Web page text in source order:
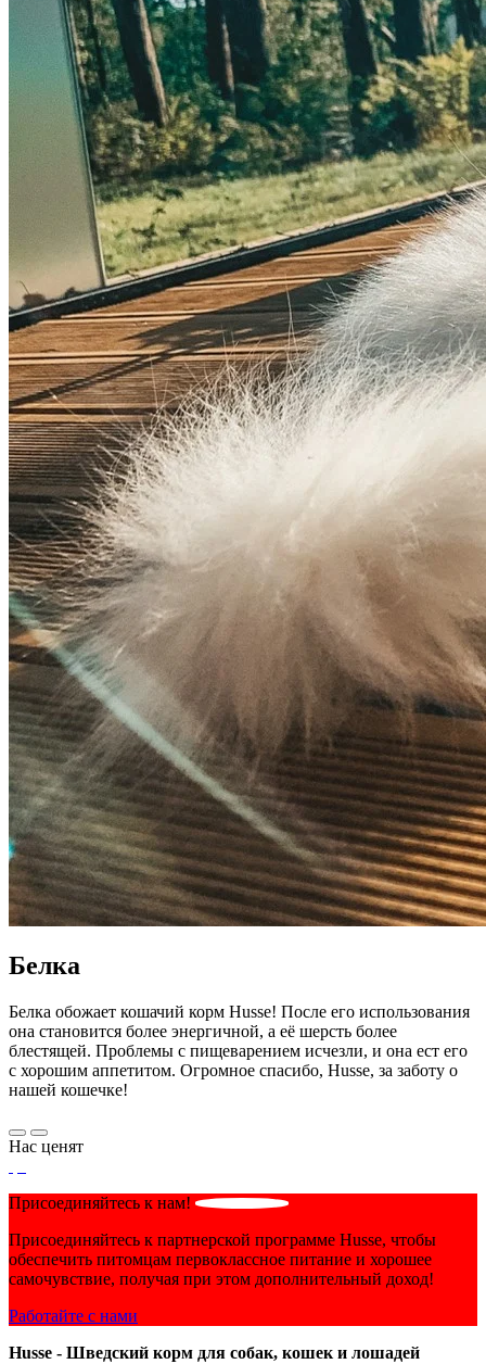
Белка
Белка обожает кошачий корм Husse! После его использования
она становится более энергичной, а её шерсть более
блестящей. Проблемы с пищеварением исчезли, и она ест его
с хорошим аппетитом. Огромное спасибо, Husse, за заботу о
нашей кошечке!
Нас ценят
Присоединяйтесь к нам!
Присоединяйтесь к партнерской программе Husse, чтобы
обеспечить питомцам первоклассное питание и хорошее
самочувствие, получая при этом дополнительный доход!
Работайте с нами
Husse - Шведский корм для собак, кошек и лошадей